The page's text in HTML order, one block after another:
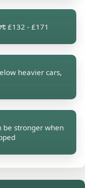
£132 - £171
heavier cars,
be stronger when